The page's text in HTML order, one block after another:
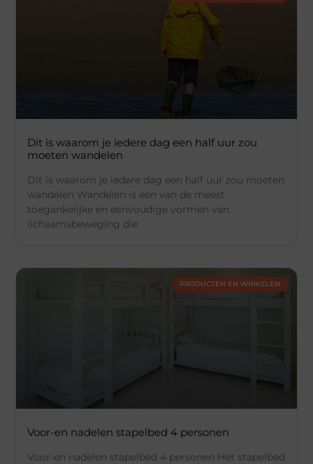
Dit is waarom je iedere dag een half uur zou
moeten wandelen
Dit is waarom je iedere dag een half uur zou moeten
wandelen Wandelen is een van de meest
toegankelijke en eenvoudige vormen van
lichaamsbeweging die
PRODUCTEN EN WINKELEN
Voor-en nadelen stapelbed 4 personen
Voor-en nadelen stapelbed 4 personen Het stapelbed